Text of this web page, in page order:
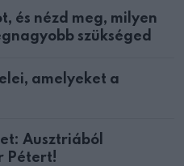
és nézd meg, milyen
szükséged
amelyeket a
Ausztriából
Pétert!